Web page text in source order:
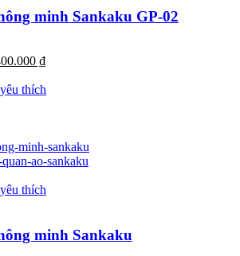
minh Sankaku GP-02
₫
thích
thích
minh Sankaku